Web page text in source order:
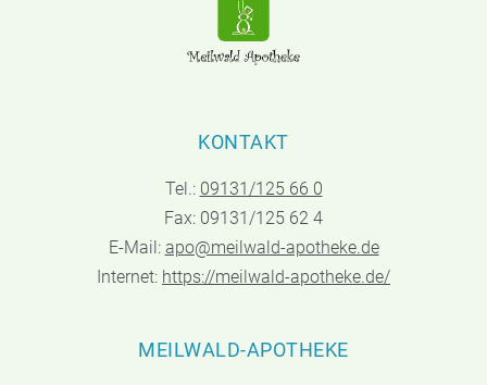
KONTAKT
Tel.: 09131/125 66 0
Fax: 09131/125 62 4
E-Mail: apo@meilwald-apotheke.de
Internet: https://meilwald-apotheke.de/
MEILWALD-APOTHEKE